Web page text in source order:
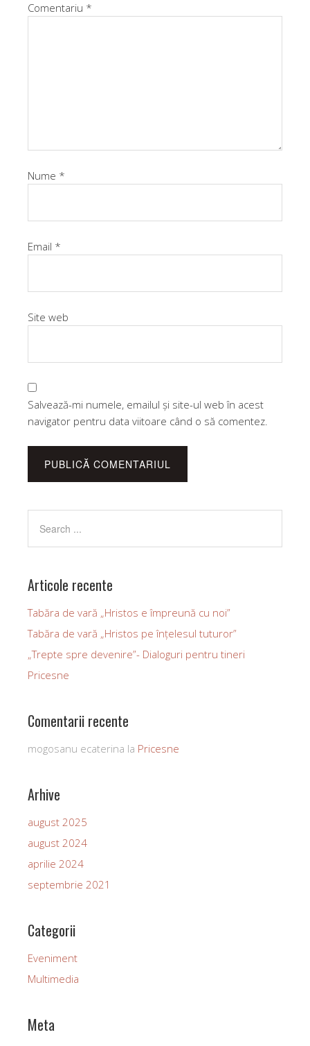
Comentariu *
Nume *
Email *
Site web
Salvează-mi numele, emailul și site-ul web în acest
navigator pentru data viitoare când o să comentez.
Articole recente
Tabăra de vară „Hristos e împreună cu noi”
Tabăra de vară „Hristos pe înțelesul tuturor”
„Trepte spre devenire”- Dialoguri pentru tineri
Pricesne
Comentarii recente
mogosanu ecaterina la Pricesne
Arhive
august 2025
august 2024
aprilie 2024
septembrie 2021
Categorii
Eveniment
Multimedia
Meta